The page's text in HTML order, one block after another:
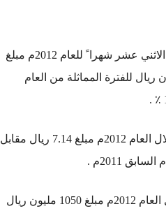
4-بلغ صافي الربح التقديري خلال الاثني عشر شهرا ً للعام 2012م مبلغ
ريال مقابل 896 مليون ريال للفترة المماثلة من العام
5-بلغت ربحية السهم التقديرية خلال العام 2012م مبلغ 7.14 ريال مقابل
6-بلغ إجمالي الربح التقديري خلال العام 2012م مبلغ 1050 مليون ريال